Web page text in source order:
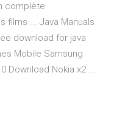
complète
films ... Java Manuals
download for java
Mobile Samsung
Download Nokia x2 ...